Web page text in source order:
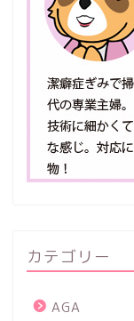
カテゴリー
AGA